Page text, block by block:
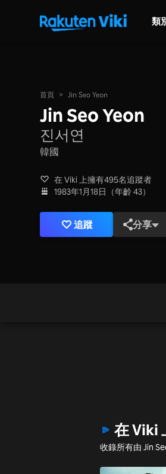
類
首頁 > Jin Seo Yeon
Jin Seo Yeon
진서연
韓國
在 Viki 上擁有495名追蹤者
1983年1月18日（年齡 43）
追蹤 分享
在 Viki
收錄所有由 Jin